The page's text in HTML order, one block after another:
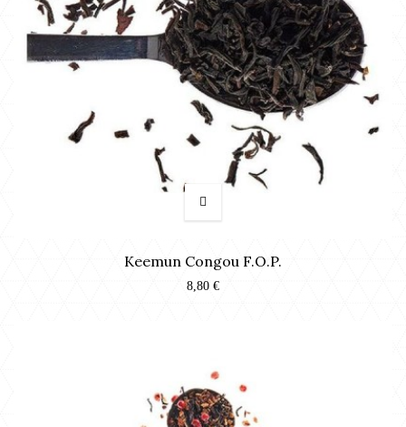
Keemun Congou F.O.P.
8,80 €